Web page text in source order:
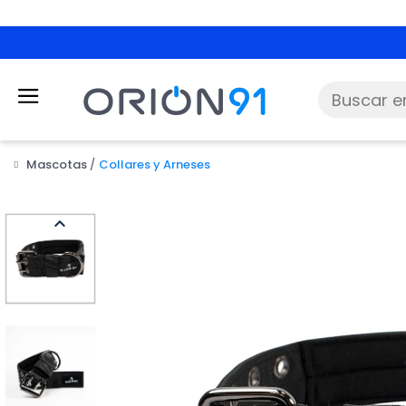
Mascotas Collares y Arneses
